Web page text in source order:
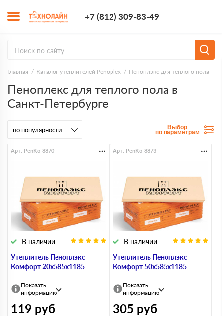
+7 (812) 309-83-49
Главная Каталог утеплителей Penoplex Пеноплэкс для теплого пола
Пеноплекс для теплого пола в
Санкт-Петербурге
Выбор
по параметрам
Утеплитель Пеноплэкс
Комфорт 20х585х1185
В наличии
Арт. PenKo-8870
Показать
информацию
119 руб
Утеплитель Пеноплэкс
Комфорт 50х585х1185
В наличии
Арт. PenKo-8873
Показать
информацию
305 руб